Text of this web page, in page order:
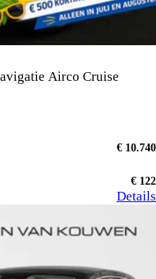
Airco Cruise
€ 10.740
€ 122
Details